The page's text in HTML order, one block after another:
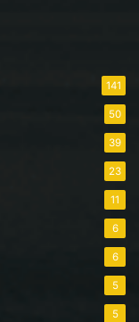
141
50
39
23
11
6
6
5
5